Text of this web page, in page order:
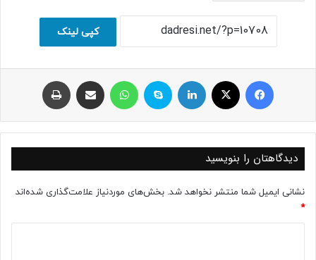
کپی لینک
فیسبوک ایکس لینکداین اسکایپ واتس آپ اشتراک با ایمیل
دیدگاهتان را بنویسید
نشانی ایمیل شما منتشر نخواهد شد. بخش‌های موردنیاز علامت‌گذاری شده‌اند
*